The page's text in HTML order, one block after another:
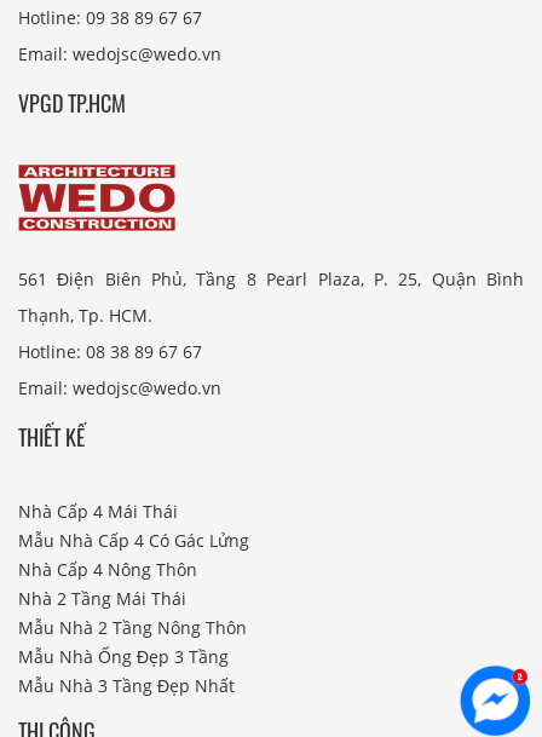
Hotline: 09 38 89 67 67
Email: wedojsc@wedo.vn
VPGD TP.HCM
561 Điện Biên Phủ, Tầng 8 Pearl Plaza, P. 25, Quận Bình
Thạnh, Tp. HCM.
Hotline: 08 38 89 67 67
Email: wedojsc@wedo.vn
THIẾT KẾ
Nhà Cấp 4 Mái Thái
Mẫu Nhà Cấp 4 Có Gác Lửng
Nhà Cấp 4 Nông Thôn
Nhà 2 Tầng Mái Thái
Mẫu Nhà 2 Tầng Nông Thôn
Mẫu Nhà Ống Đẹp 3 Tầng
Mẫu Nhà 3 Tầng Đẹp Nhất